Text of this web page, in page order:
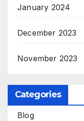
January 2024
December 2023
November 2023
Categories
Blog